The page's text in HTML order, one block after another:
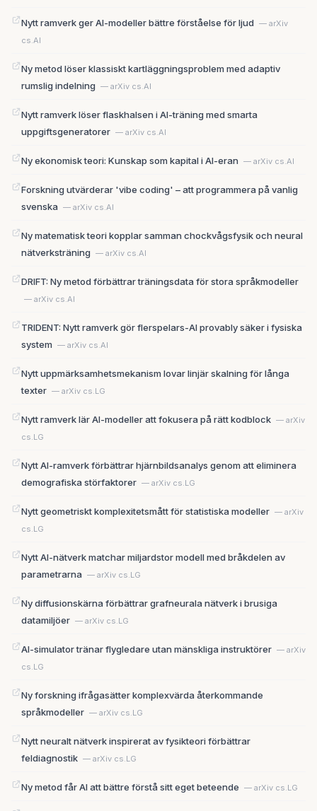
Nytt ramverk ger AI-modeller bättre förståelse för ljud — arXiv
cs.AI
Ny metod löser klassiskt kartläggningsproblem med adaptiv
rumslig indelning — arXiv cs.AI
Nytt ramverk löser flaskhalsen i AI-träning med smarta
uppgiftsgeneratorer — arXiv cs.AI
Ny ekonomisk teori: Kunskap som kapital i AI-eran — arXiv cs.AI
Forskning utvärderar 'vibe coding' – att programmera på vanlig
svenska — arXiv cs.AI
Ny matematisk teori kopplar samman chockvågsfysik och neural
nätverksträning — arXiv cs.AI
DRIFT: Ny metod förbättrar träningsdata för stora språkmodeller
— arXiv cs.AI
TRIDENT: Nytt ramverk gör flerspelars-AI provably säker i fysiska
system — arXiv cs.AI
Nytt uppmärksamhetsmekanism lovar linjär skalning för långa
texter — arXiv cs.LG
Nytt ramverk lär AI-modeller att fokusera på rätt kodblock — arXiv
cs.LG
Nytt AI-ramverk förbättrar hjärnbildsanalys genom att eliminera
demografiska störfaktorer — arXiv cs.LG
Nytt geometriskt komplexitetsmått för statistiska modeller — arXiv
cs.LG
Nytt AI-nätverk matchar miljardstor modell med bråkdelen av
parametrarna — arXiv cs.LG
Ny diffusionskärna förbättrar grafneurala nätverk i brusiga
datamiljöer — arXiv cs.LG
AI-simulator tränar flygledare utan mänskliga instruktörer — arXiv
cs.LG
Ny forskning ifrågasätter komplexvärda återkommande
språkmodeller — arXiv cs.LG
Nytt neuralt nätverk inspirerat av fysikteori förbättrar
feldiagnostik — arXiv cs.LG
Ny metod får AI att bättre förstå sitt eget beteende — arXiv cs.LG